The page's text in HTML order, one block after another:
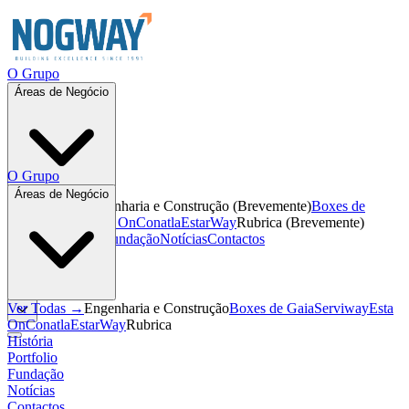
O Grupo
Áreas de Negócio
Ver Todas →Engenharia e Construção (Brevemente)Boxes de
Esta OnConatlaEstarWayRubrica (Brevemente)
História
Portfolio FundaçãoNotíciasContactos
O Grupo
Áreas de Negócio
Ver Todas →Engenharia e ConstruçãoBoxes de GaiaServiwayEsta
OnConatlaEstarWayRubrica
História
Portfolio
Fundação
Notícias